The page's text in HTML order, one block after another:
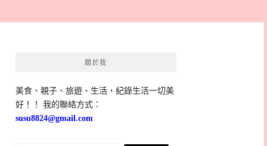
關於我
美食、親子、旅遊、生活，紀錄生活一切美
好！！ 我的聯絡方式：
susu8824@gmail.com